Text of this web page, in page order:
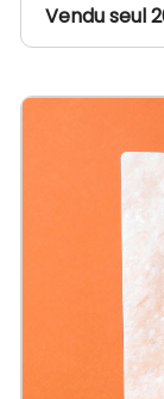
Vendu seul